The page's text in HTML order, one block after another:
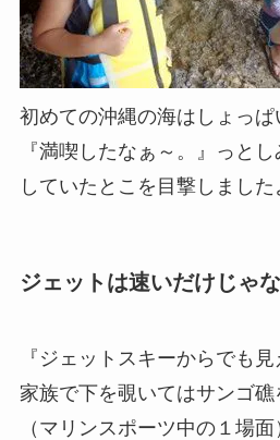
初めての沖縄の海はしょっぱ
『満喫したなぁ～。』っと
していたとこを目撃しました
ジェットは速いだけじゃ
『ジェットスキーからでも見
家族で下を覗いてはサンゴ礁
（マリンスポーツ中の１場面